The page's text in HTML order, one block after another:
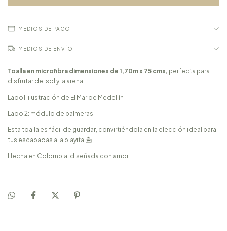
MEDIOS DE PAGO
MEDIOS DE ENVÍO
Toalla en microfibra dimensiones de 1,70m x 75 cms, perfecta para
disfrutar del sol y la arena.
Lado1: ilustración de El Mar de Medellín
Lado 2: módulo de palmeras.
Esta toalla es fácil de guardar, convirtiéndola en la elección ideal para
tus escapadas a la playita 🏝️.
Hecha en Colombia, diseñada con amor.